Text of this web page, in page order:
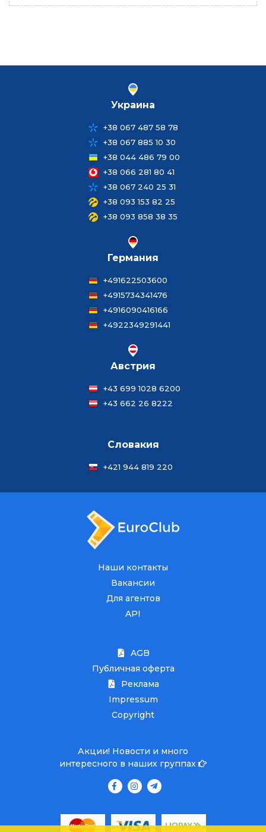
Украина
+38 067 487 58 78
+38 067 885 10 30
+38 044 486 79 00
+38 066 281 80 41
+38 067 240 25 31
+38 093 153 82 25
+38 093 858 38 35
Германия
+491622503600
+4915734341476
+4916090416166
+4922349291441
Австрия
+43 699 1028 6200
+43 662 26 8222
Словакия
+421 944 819 220
Наши контакты
Вакансии
Для агентов
API
AGB
Публичная оферта
Реклама
Impressum
Copyright
Акции! Новости и много
интересного в наших группах